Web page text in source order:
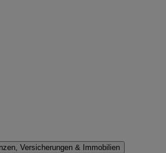
Versicherungen & Immobilien